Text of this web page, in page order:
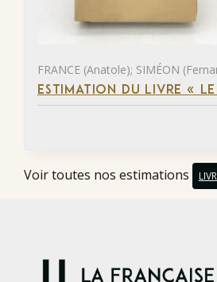
FRANCE (Anatole); SIMÉON
ESTIMATION DU LIVRE «
Voir toutes nos estimations